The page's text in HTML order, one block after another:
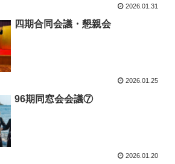
2026.01.31
四期合同会議・懇親会
2026.01.25
96期同窓会会議⑦
2026.01.20